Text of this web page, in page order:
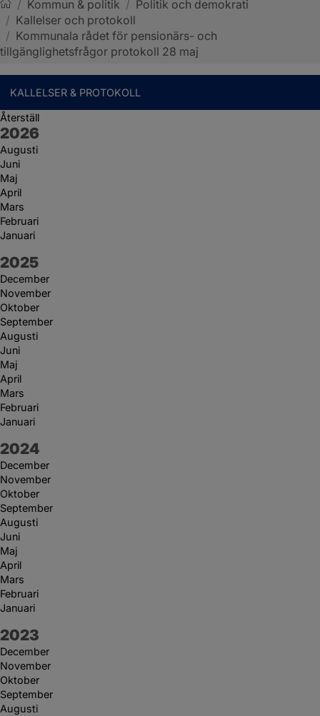
Sotenäs kommun
/ Kommun & politik / Politik och demokrati
/ Kallelser och protokoll
/ Kommunala rådet för pensionärs- och
tillgänglighetsfrågor protokoll 28 maj
KALLELSER & PROTOKOLL
Återställ
År:
2026
Augusti
Juni
Maj
April
Mars
Februari
Januari
År:
2025
December
November
Oktober
September
Augusti
Juni
Maj
April
Mars
Februari
Januari
År:
2024
December
November
Oktober
September
Augusti
Juni
Maj
April
Mars
Februari
Januari
År:
2023
December
November
Oktober
September
Augusti